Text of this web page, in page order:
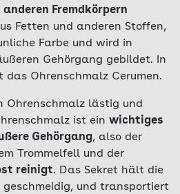
Fremdkörpern
Fetten und anderen Stoffen,
Farbe und wird in
Gehörgang gebildet. In
das Ohrenschmalz Cerumen.
Ohrenschmalz lästig und
ist ein wichtiges
Gehörgang, also der
Trommelfell und der
reinigt. Das Sekret hält die
geschmeidig, und transportiert